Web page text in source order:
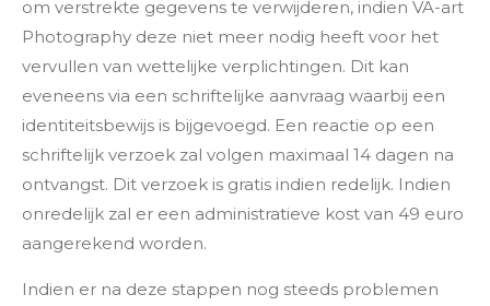
om verstrekte gegevens te verwijderen, indien VA-art
Photography deze niet meer nodig heeft voor het
vervullen van wettelijke verplichtingen. Dit kan
eveneens via een schriftelijke aanvraag waarbij een
identiteitsbewijs is bijgevoegd. Een reactie op een
schriftelijk verzoek zal volgen maximaal 14 dagen na
ontvangst. Dit verzoek is gratis indien redelijk. Indien
onredelijk zal er een administratieve kost van 49 euro
aangerekend worden.
Indien er na deze stappen nog steeds problemen